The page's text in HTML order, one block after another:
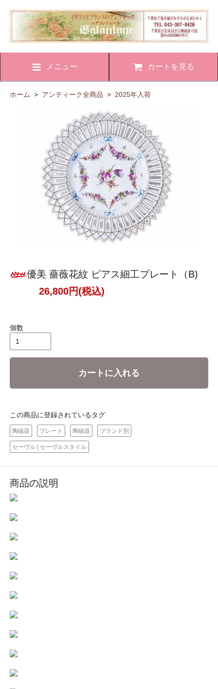
メニュー カートを見る
ホーム > アンティーク全商品 > 2025年入荷
優美 薔薇花紋 ピアス細工プレート（B)
26,800円(税込)
個数
カートに入れる
この商品に登録されているタグ
陶磁器 プレート 陶磁器 ブランド別
セーヴル | セーヴルスタイル
商品の説明